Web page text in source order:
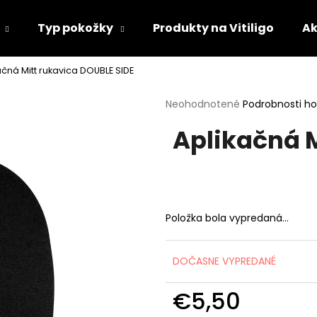
Typ pokožky Produkty na Vitiligo
Mitt rukavica DOUBLE SIDE
Priemerné
produktu
Neohodnotené Podrobnosti
Aplikačná
Položka bola vypredaná…
DOČASNE VYPREDANÉ
€5,50
Čo potrebujete nájsť?
HĽADAŤ